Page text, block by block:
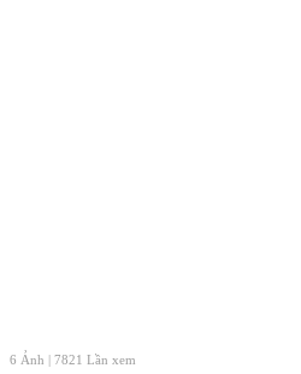
6 Ảnh | 7821 Lần xem